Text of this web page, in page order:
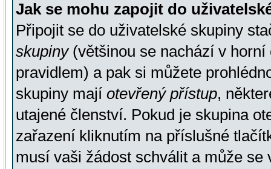
Jak se mohu zapojit do
Připojit se do uživatelské skupiny
skupiny(většinou se nachází v horní
pravidlem) a pak si můžete
skupiny mají otevřený přístup,
utajené členství. Pokud je skupina
zařazení kliknutím na příslušné
musí vaši žádost schválit a může se